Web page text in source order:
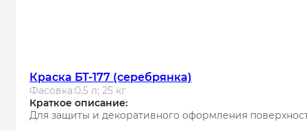
Краска БТ-177 (серебрянка)
Фасовка:0,5 л; 25 кг
Краткое описание:
Для защиты и декоративного оформления